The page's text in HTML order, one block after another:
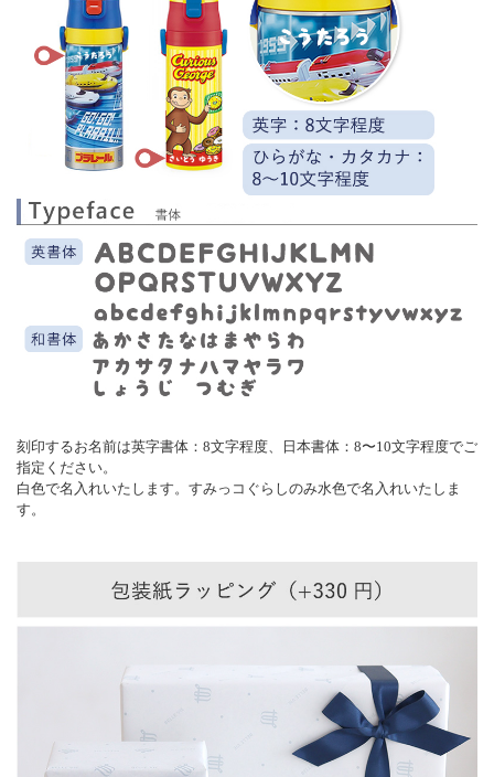
刻印するお名前は英字書体：8文字程度、日本書体：8〜10文字程度でご
指定ください。
白色で名入れいたします。すみっコぐらしのみ水色で名入れいたしま
す。